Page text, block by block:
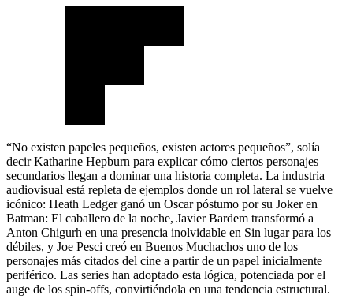
“No existen papeles pequeños, existen actores pequeños”, solía
decir Katharine Hepburn para explicar cómo ciertos personajes
secundarios llegan a dominar una historia completa. La industria
audiovisual está repleta de ejemplos donde un rol lateral se vuelve
icónico: Heath Ledger ganó un Oscar póstumo por su Joker en
Batman: El caballero de la noche, Javier Bardem transformó a
Anton Chigurh en una presencia inolvidable en Sin lugar para los
débiles, y Joe Pesci creó en Buenos Muchachos uno de los
personajes más citados del cine a partir de un papel inicialmente
periférico. Las series han adoptado esta lógica, potenciada por el
auge de los spin-offs, convirtiéndola en una tendencia estructural.